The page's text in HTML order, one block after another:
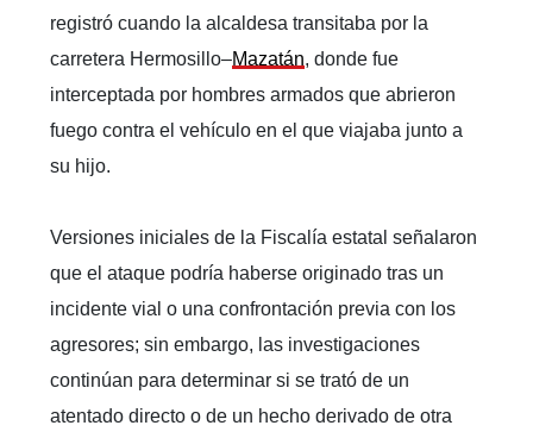
registró cuando la alcaldesa transitaba por la
carretera Hermosillo–Mazatán, donde fue
interceptada por hombres armados que abrieron
fuego contra el vehículo en el que viajaba junto a
su hijo.
Versiones iniciales de la Fiscalía estatal señalaron
que el ataque podría haberse originado tras un
incidente vial o una confrontación previa con los
agresores; sin embargo, las investigaciones
continúan para determinar si se trató de un
atentado directo o de un hecho derivado de otra